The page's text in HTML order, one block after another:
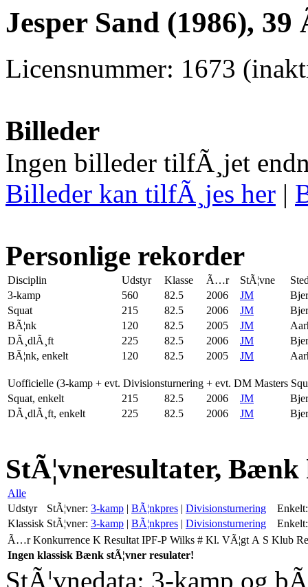
Jesper Sand (1986), 39
Licensnummer: 1673
Billeder
Ingen billeder tilfÃ¸jet
Billeder kan tilfÃ¸jes her |
Personlige rekorder
Disciplin Udstyr Klasse Ã…r StÃ¦vne
3-kamp
560 82.5 2006 JM
Squat
215 82.5 2006 JM
BÃ¦nk
120 82.5 2005 JM
DÃ¸dlÃ¸ft
225 82.5 2006 JM
BÃ¦nk, enkelt
120 82.5 2005 JM
Uofficielle (3-kamp + evt. Divisionsturnering + evt. DM Masters
Squat, enkelt
215 82.5 2006 JM
DÃ¸dlÃ¸ft, enkelt
225 82.5 2006 JM
StÃ¦vneresultater, Bænk
Alle
Udstyr
StÃ¦vner: 3-kamp | BÃ¦nkpres | Divisionsturnering
Enkelt:
Klassisk StÃ¦vner: 3-kamp | BÃ¦nkpres | Divisionsturnering
Enkelt:
Ã…r Konkurrence K Resultat IPF-P Wilks # Kl. VÃ¦gt A S Klub
Ingen klassisk Bænk stÃ¦vner resulater!
StÃ¦vnedata: 3-kamp og